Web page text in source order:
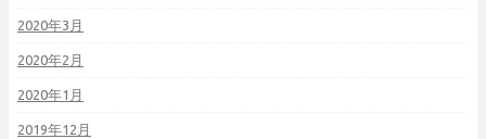
2020年3月
2020年2月
2020年1月
2019年12月